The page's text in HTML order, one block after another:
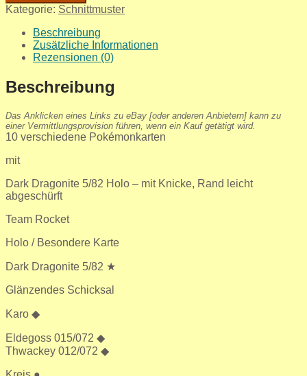
Kategorie: Schnittmuster
Beschreibung
Zusätzliche Informationen
Rezensionen (0)
Beschreibung
Das Anklicken eines Links zu eBay [oder anderen Anbietern] kann zu
einer Vermittlungsprovision führen, wenn ein Kauf getätigt wird.
10 verschiedene Pokémonkarten
mit
Dark Dragonite 5/82 Holo – mit Knicke, Rand leicht
abgeschürft
Team Rocket
Holo / Besondere Karte
Dark Dragonite 5/82 ★
Glänzendes Schicksal
Karo ◆
Eldegoss 015/072 ◆
Thwackey 012/072 ◆